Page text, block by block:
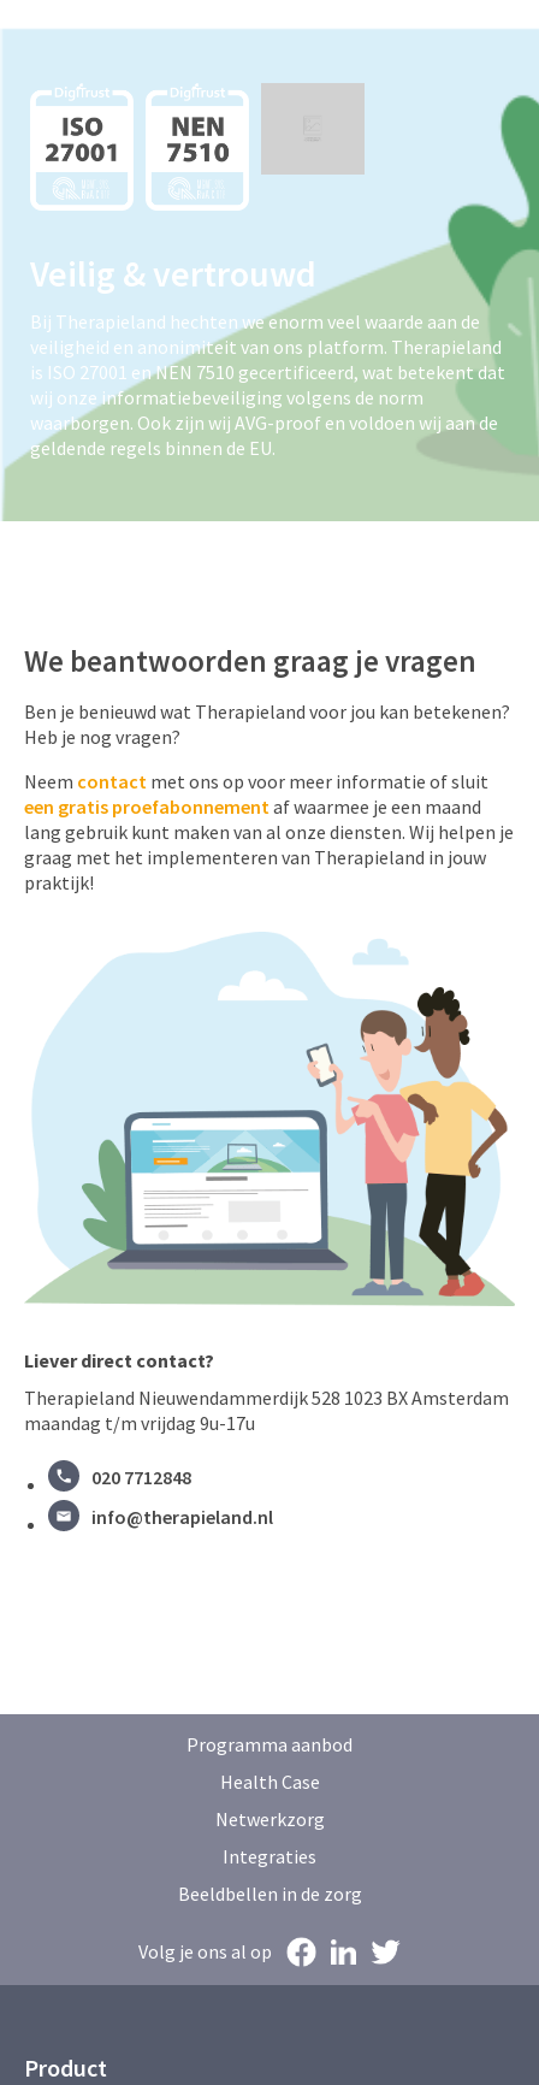
Veilig & vertrouwd
Bij Therapieland hechten we enorm veel waarde aan de
veiligheid en anonimiteit van ons platform. Therapieland
is ISO 27001 en NEN 7510 gecertificeerd, wat betekent dat
wij onze informatiebeveiliging volgens de norm
waarborgen. Ook zijn wij AVG-proof en voldoen wij aan de
geldende regels binnen de EU.
We beantwoorden graag je vragen
Ben je benieuwd wat Therapieland voor jou kan betekenen?
Heb je nog vragen?
Neem contact met ons op voor meer informatie of sluit
een gratis proefabonnementaf waarmee je een maand
lang gebruik kunt maken van al onze diensten. Wij helpen je
graag met het implementeren van Therapieland in jouw
praktijk!
Liever direct contact?
Therapieland Nieuwendammerdijk 528 1023 BX Amsterdam
maandag t/m vrijdag 9u-17u
020 7712848
info@therapieland.nl
Programma aanbod
Health Case
Netwerkzorg
Integraties
Beeldbellen in de zorg
Volg je ons al op
Product